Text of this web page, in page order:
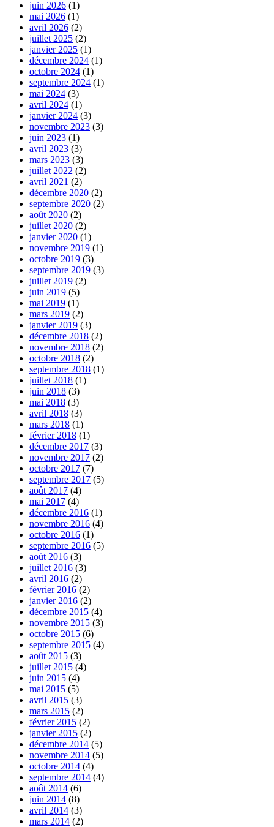
juin 2026 (1)
mai 2026 (1)
avril 2026 (2)
juillet 2025 (2)
janvier 2025 (1)
décembre 2024 (1)
octobre 2024 (1)
septembre 2024 (1)
mai 2024 (3)
avril 2024 (1)
janvier 2024 (3)
novembre 2023 (3)
juin 2023 (1)
avril 2023 (3)
mars 2023 (3)
juillet 2022 (2)
avril 2021 (2)
décembre 2020 (2)
septembre 2020 (2)
août 2020 (2)
juillet 2020 (2)
janvier 2020 (1)
novembre 2019 (1)
octobre 2019 (3)
septembre 2019 (3)
juillet 2019 (2)
juin 2019 (5)
mai 2019 (1)
mars 2019 (2)
janvier 2019 (3)
décembre 2018 (2)
novembre 2018 (2)
octobre 2018 (2)
septembre 2018 (1)
juillet 2018 (1)
juin 2018 (3)
mai 2018 (3)
avril 2018 (3)
mars 2018 (1)
février 2018 (1)
décembre 2017 (3)
novembre 2017 (2)
octobre 2017 (7)
septembre 2017 (5)
août 2017 (4)
mai 2017 (4)
décembre 2016 (1)
novembre 2016 (4)
octobre 2016 (1)
septembre 2016 (5)
août 2016 (3)
juillet 2016 (3)
avril 2016 (2)
février 2016 (2)
janvier 2016 (2)
décembre 2015 (4)
novembre 2015 (3)
octobre 2015 (6)
septembre 2015 (4)
août 2015 (3)
juillet 2015 (4)
juin 2015 (4)
mai 2015 (5)
avril 2015 (3)
mars 2015 (2)
février 2015 (2)
janvier 2015 (2)
décembre 2014 (5)
novembre 2014 (5)
octobre 2014 (4)
septembre 2014 (4)
août 2014 (6)
juin 2014 (8)
avril 2014 (3)
mars 2014 (2)